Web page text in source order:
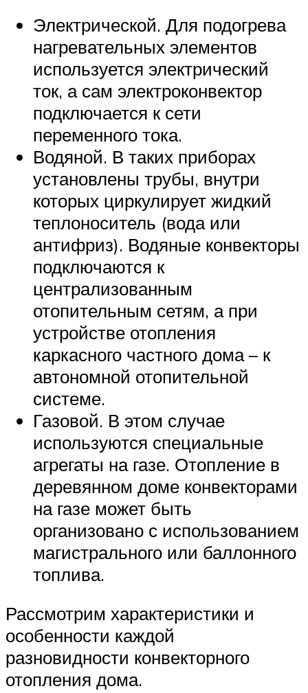
Электрической. Для подогрева
нагревательных элементов
используется электрический
ток, а сам электроконвектор
подключается к сети
переменного тока.
Водяной. В таких приборах
установлены трубы, внутри
которых циркулирует жидкий
теплоноситель (вода или
антифриз). Водяные конвекторы
подключаются к
централизованным
отопительным сетям, а при
устройстве отопления
каркасного частного дома – к
автономной отопительной
системе.
Газовой. В этом случае
используются специальные
агрегаты на газе. Отопление в
деревянном доме конвекторами
на газе может быть
организовано с использованием
магистрального или баллонного
топлива.
Рассмотрим характеристики и
особенности каждой
разновидности конвекторного
отопления дома.